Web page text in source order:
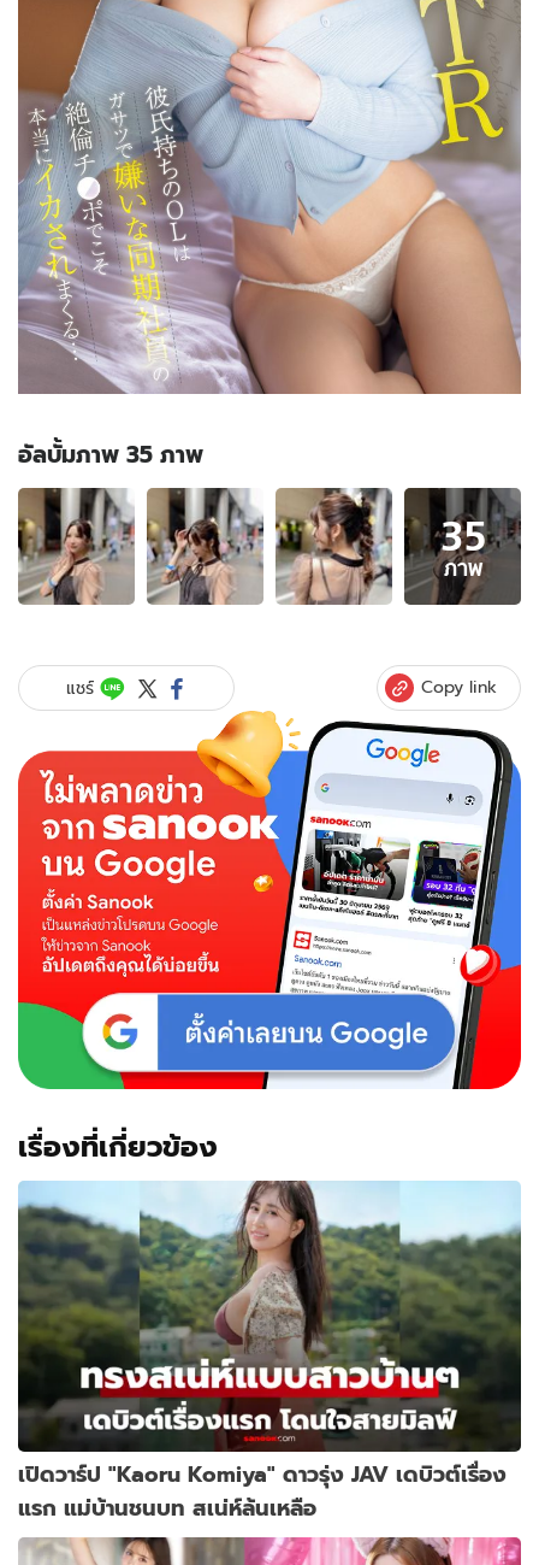
อัลบั้มภาพ 35 ภาพ
อัลบั้ม
ภาพ
35
ภาพ
ของ
เผย
ชุด
งาน
แต่งงาน
ญาติ
แฟนๆ
ชื่นชม
สวย
เกียรติ
ภาพ
35
ภาพ
แชร์ Copy link
เรื่องที่เกี่ยวข้อง
เปิดวาร์ป "Kaoru Komiya" ดาวรุ่ง JAV เดบิวต์เรื่อง
แรก แม่บ้านชนบท สเน่ห์ล้นเหลือ